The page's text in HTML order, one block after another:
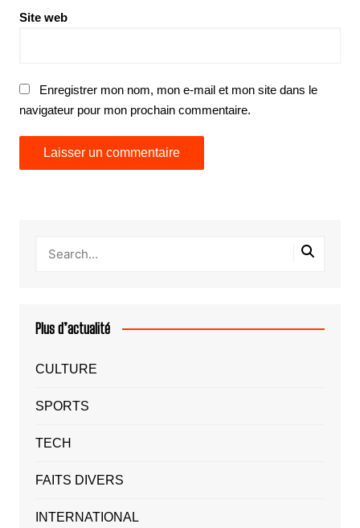
Site web
Enregistrer mon nom, mon e-mail et mon site dans le
navigateur pour mon prochain commentaire.
Plus d’actualité
CULTURE
SPORTS
TECH
FAITS DIVERS
INTERNATIONAL